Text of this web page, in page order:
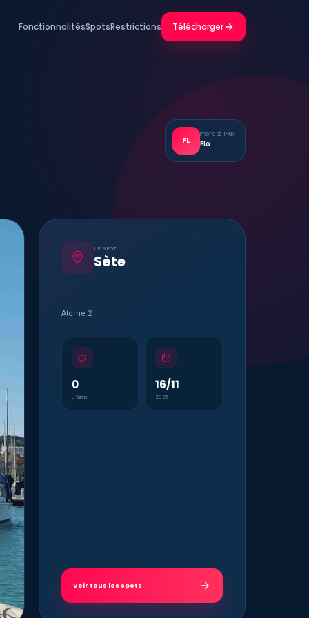
FonctionnalitésSpotsRestrictions Télécharger
FL
PROPOSÉ PAR
Flo
LE SPOT
Sète
Atome 2
0
J’aime
16/11
2025
Voir tous les spots